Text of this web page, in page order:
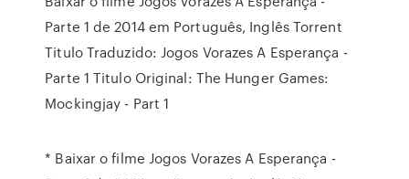
Parte 1 de 2014 em Português, Inglês Torrent
Titulo Traduzido: Jogos Vorazes A Esperança -
Parte 1 Titulo Original: The Hunger Games:
Mockingjay - Part 1
* Baixar o filme Jogos Vorazes A Esperança -